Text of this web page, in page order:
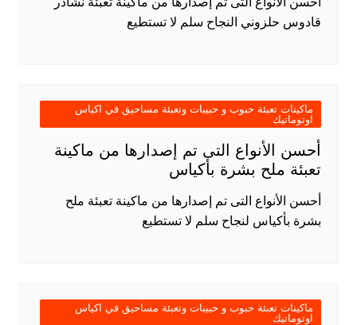
قادوس حلزوني النجاح سلم لا تستطيع
ماكينات تعبئة حبوب و حبيبات وتعبئة مساحيق في اكياس
اوتوماتيك
أحسن الأنواع التى تم إصدارها من ماكينة
تعبئة ملح بشرة بأكياس
أحسن الأنواع التى تم إصدارها من ماكينة تعبئة ملح
بشرة بأكياس لنجاح سلم لا تستطيع
ماكينات تعبئة حبوب و حبيبات وتعبئة مساحيق في اكياس
اوتوماتيك